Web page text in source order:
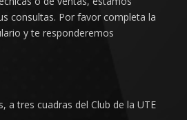
consultas. Por favor completa la
y te responderemos
a tres cuadras del Club de la UTE